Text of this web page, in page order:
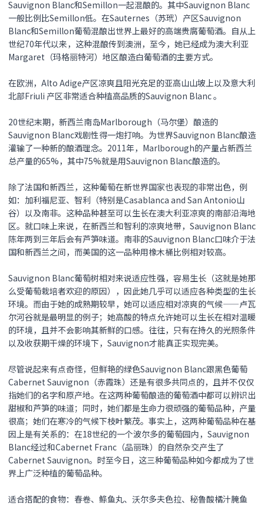
Sauvignon Blanc和Semillon一起混酿的。其中Sauvignon Blanc
一般比例比Semillon低。在Sauternes（苏玳）产区Sauvignon
Blanc和Semillon葡萄混酿出世界上最好的高端贵腐葡萄酒。自从上
世纪70年代以来，这种混酿传到澳洲，至今，她已经成为澳大利亚
Margaret（玛格丽特河）地区酿造白葡萄酒的主要方式。
在欧洲，Alto Adige产区凉爽且阳光充足的亚高山山坡上以及意大利
北部Friuli 产区非常适合种植高品质的Sauvignon Blanc 。
20世纪末期，新西兰南岛Marlborough（马尔堡）酿造的
Sauvignon Blanc戏剧性得一炮打响。为世界Sauvignon Blanc酿造
灌输了一种新的酿酒理念。2011年，Marlborough的产量占新西兰
总产量的65%，其中75%就是用Sauvignon Blanc酿造的。
除了法国和新西兰，这种葡萄在新世界国家也表现的非常出色，例
如：加利福尼亚、智利（特别是Casablanca and San Antonio山
谷）以及南非。这种品种甚至可以生长在澳大利亚凉爽的南部沿海地
区。就口味上来说，在新西兰和智利的凉爽地带，Sauvignon Blanc
陈年两到三年后会有芦笋味道。南非的Sauvignon Blanc口味介于法
国和新西兰之间，而美国的这一品种用橡木桶比例相对较高。
Sauvignon Blanc葡萄树相对来说适应性强，容易生长（这就是她那
么受葡萄栽培者欢迎的原因），因此她几乎可以适应各种类型的生长
环境。而由于她的成熟期较早，她可以适应相对凉爽的气候——卢瓦
尔河谷就是最明显的例子；她高酸的特点允许她可以生长在相对温暖
的环境，且并不会影响其新鲜的口感。往往，只有在持久的光照条件
以及收获期干燥的环境下，Sauvignon才能真正实现完美。
尽管说起来有点奇怪，但鲜艳的绿色Sauvignon Blanc跟黑色葡萄
Cabernet Sauvignon（赤霞珠）还是有很多共同点的，且并不仅仅
指她们的名字和原产地。在这两种葡萄酿造的葡萄酒中都可以辨识出
甜椒和芦笋的味道；同时，她们都是生命力很顽强的葡萄品种，产量
很高；她们在寒冷的气候下枝叶繁茂。事实上，这两种葡萄品种在基
因上是有关系的：在18世纪的一个波尔多的葡萄园内，Sauvignon
Blanc经过和Cabernet Franc（品丽珠）的自然杂交产生了
Cabernet Sauvignon。时至今日，这三种葡萄品种如今都成为了世
界上广泛种植的葡萄品种。
适合搭配的食物： 春卷、鲦鱼丸、沃尔多夫色拉、秘鲁酸橘汁腌鱼